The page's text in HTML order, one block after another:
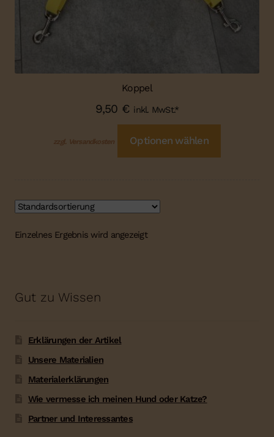
Koppel
9,50 € inkl. MwSt.*
zzgl. Versandkosten Optionen wählen
Einzelnes Ergebnis wird angezeigt
Gut zu Wissen
Erklärungen der Artikel
Unsere Materialien
Materialerklärungen
Wie vermesse ich meinen Hund oder Katze?
Partner und Interessantes